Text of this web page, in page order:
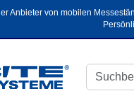
Anbieter von mobilen